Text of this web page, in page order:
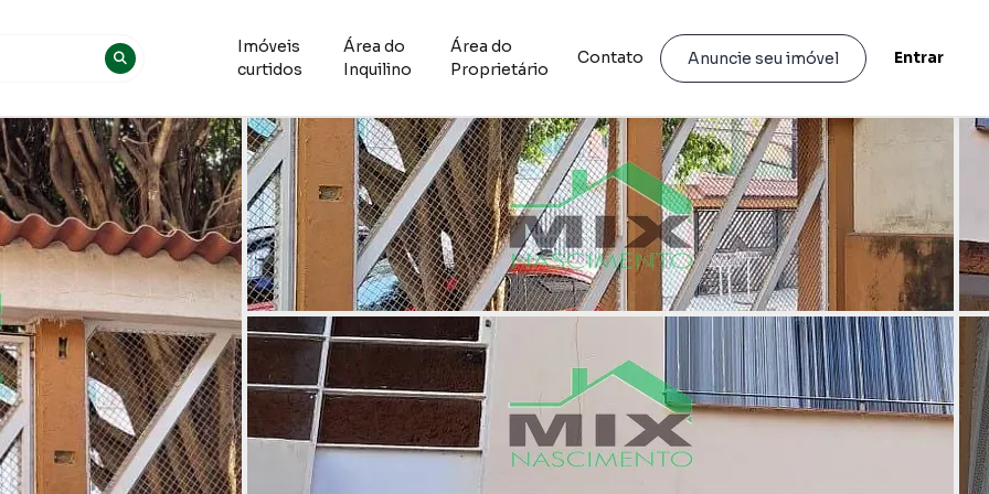
Imóveis
curtidos
Área do
Inquilino
Área do
Proprietário
Contato Anuncie seu imóvel Entrar